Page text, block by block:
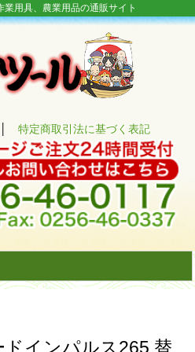
業用具、農業用品の通販サイト
特定商取引法に基づく表記
インパルス265 替